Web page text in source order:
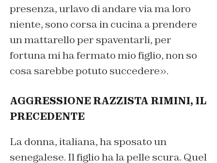
presenza, urlavo di andare via ma loro
niente, sono corsa in cucina a prendere
un mattarello per spaventarli, per
fortuna mi ha fermato mio figlio, non so
cosa sarebbe potuto succedere».
AGGRESSIONE RAZZISTA RIMINI, IL
PRECEDENTE
La donna, italiana, ha sposato un
senegalese. Il figlio ha la pelle scura. Quel